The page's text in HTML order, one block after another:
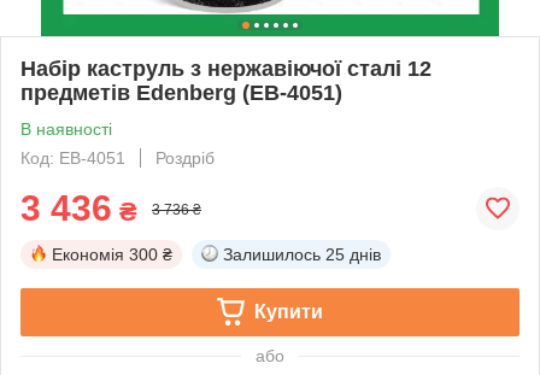
Набір каструль з нержавіючої сталі 12
предметів Edenberg (EB-4051)
В наявності
Код: EB-4051
Роздріб
3 436 ₴ 3 736 ₴
Економія 300 ₴ Залишилось 25 днів
Купити
або